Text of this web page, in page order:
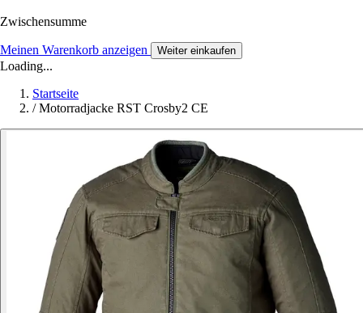
Zwischensumme
Meinen Warenkorb anzeigen Weiter einkaufen
Loading...
Startseite
/ Motorradjacke RST Crosby2 CE